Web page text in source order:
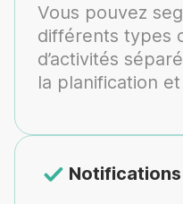
Vous pouvez
différents types
d’activités
la planification